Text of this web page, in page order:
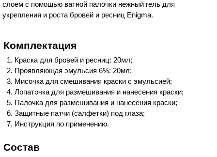
слоем с помощью ватной палочки нежный гель для
укрепления и роста бровей и ресниц Enigma.
Комплектация
Краска для бровей и ресниц: 20мл;
Проявляющая эмульсия 6%: 20мл;
Мисочка для смешивания краски с эмульсией;
Лопаточка для размешивания и нанесения краски;
Палочка для размешивания и нанесения краски;
Защитные патчи (салфетки) под глаза;
Инструкция по применению.
Состав